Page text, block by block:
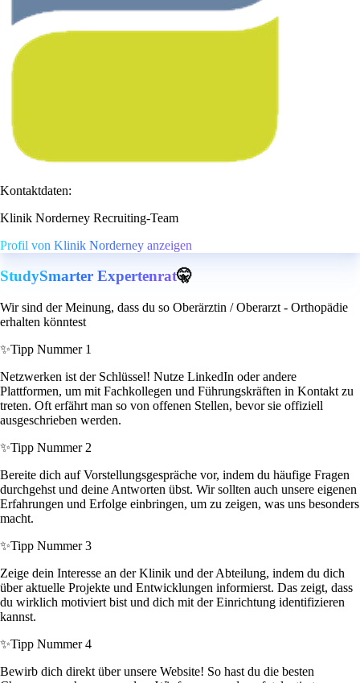
Kontaktdaten:
Klinik Norderney Recruiting-Team
Profil von Klinik Norderney anzeigen
StudySmarter Expertenrat🤫
Wir sind der Meinung, dass du so Oberärztin / Oberarzt - Orthopädie
erhalten könntest
✨Tipp Nummer 1
Netzwerken ist der Schlüssel! Nutze LinkedIn oder andere
Plattformen, um mit Fachkollegen und Führungskräften in Kontakt zu
treten. Oft erfährt man so von offenen Stellen, bevor sie offiziell
ausgeschrieben werden.
✨Tipp Nummer 2
Bereite dich auf Vorstellungsgespräche vor, indem du häufige Fragen
durchgehst und deine Antworten übst. Wir sollten auch unsere eigenen
Erfahrungen und Erfolge einbringen, um zu zeigen, was uns besonders
macht.
✨Tipp Nummer 3
Zeige dein Interesse an der Klinik und der Abteilung, indem du dich
über aktuelle Projekte und Entwicklungen informierst. Das zeigt, dass
du wirklich motiviert bist und dich mit der Einrichtung identifizieren
kannst.
✨Tipp Nummer 4
Bewirb dich direkt über unsere Website! So hast du die besten